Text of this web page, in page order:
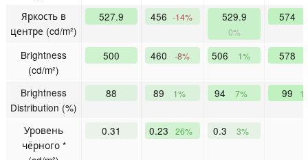
Яркость в
центре (cd/m²)
527.9 456 -14% 529.9
0%
574
Brightness
(cd/m²)
500 460 -8% 506 1% 578
Brightness
Distribution (%)
88 89 1% 94 7% 99
Уровень
чёрного *
0.31 0.23 26% 0.3 3%